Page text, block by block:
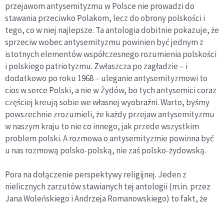
przejawom antysemityzmu w Polsce nie prowadzi do
stawania przeciwko Polakom, lecz do obrony polskości i
tego, co w niej najlepsze. Ta antologia dobitnie pokazuje, że
sprzeciw wobec antysemityzmu powinien być jednym z
istotnych elementów współczesnego rozumienia polskości
i polskiego patriotyzmu. Zwłaszcza po zagładzie – i
dodatkowo po roku 1968 – uleganie antysemityzmowi to
cios w serce Polski, a nie w Żydów, bo tych antysemici coraz
częściej kreują sobie we własnej wyobraźni. Warto, byśmy
powszechnie zrozumieli, że każdy przejaw antysemityzmu
w naszym kraju to nie co innego, jak przede wszystkim
problem polski. A rozmowa o antysemityzmie powinna być
u nas rozmową polsko-polską, nie zaś polsko-żydowską.
Pora na dołączenie perspektywy religijnej. Jeden z
nielicznych zarzutów stawianych tej antologii (m.in. przez
Jana Woleńskiego i Andrzeja Romanowskiego) to fakt, że